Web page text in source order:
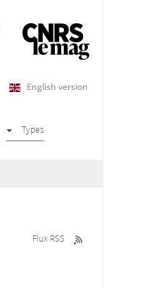
English version
Types
Flux RSS